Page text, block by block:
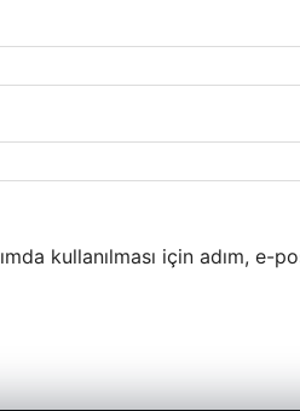
kullanılması için adım,